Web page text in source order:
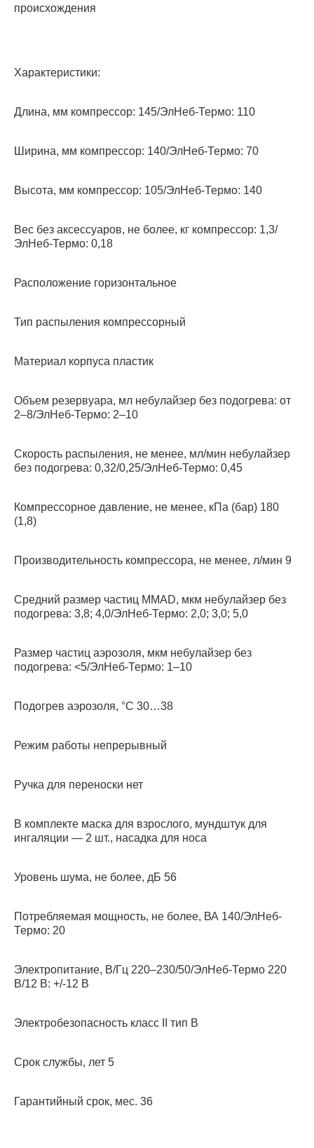
происхождения
Характеристики:
Длина, мм компрессор: 145/ЭлНеб-Термо: 110
Ширина, мм компрессор: 140/ЭлНеб-Термо: 70
Высота, мм компрессор: 105/ЭлНеб-Термо: 140
Вес без аксессуаров, не более, кг компрессор: 1,3/
ЭлНеб-Термо: 0,18
Расположение горизонтальное
Тип распыления компрессорный
Материал корпуса пластик
Объем резервуара, мл небулайзер без подогрева: от
2–8/ЭлНеб-Термо: 2–10
Скорость распыления, не менее, мл/мин небулайзер
без подогрева: 0,32/0,25/ЭлНеб-Термо: 0,45
Компрессорное давление, не менее, кПа (бар) 180
(1,8)
Производительность компрессора, не менее, л/мин 9
Средний размер частиц MMAD, мкм небулайзер без
подогрева: 3,8; 4,0/ЭлНеб-Термо: 2,0; 3,0; 5,0
Размер частиц аэрозоля, мкм небулайзер без
подогрева: <5/ЭлНеб-Термо: 1–10
Подогрев аэрозоля, °С 30…38
Режим работы непрерывный
Ручка для переноски нет
В комплекте маска для взрослого, мундштук для
ингаляции — 2 шт., насадка для носа
Уровень шума, не более, дБ 56
Потребляемая мощность, не более, ВА 140/ЭлНеб-
Термо: 20
Электропитание, В/Гц 220–230/50/ЭлНеб-Термо 220
В/12 В: +/-12 В
Электробезопасность класс II тип B
Срок службы, лет 5
Гарантийный срок, мес. 36